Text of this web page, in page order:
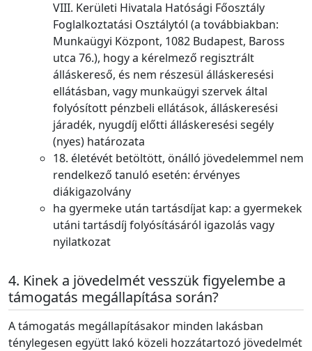
VIII. Kerületi Hivatala Hatósági Főosztály
Foglalkoztatási Osztálytól (a továbbiakban:
Munkaügyi Központ, 1082 Budapest, Baross
utca 76.), hogy a kérelmező regisztrált
álláskereső, és nem részesül álláskeresési
ellátásban, vagy munkaügyi szervek által
folyósított pénzbeli ellátások, álláskeresési
járadék, nyugdíj előtti álláskeresési segély
(nyes) határozata
18. életévét betöltött, önálló jövedelemmel nem
rendelkező tanuló esetén: érvényes
diákigazolvány
ha gyermeke után tartásdíjat kap: a gyermekek
utáni tartásdíj folyósításáról igazolás vagy
nyilatkozat
Kinek a jövedelmét vesszük figyelembe a
támogatás megállapítása során?
A támogatás megállapításakor minden lakásban
ténylegesen együtt lakó közeli hozzátartozó jövedelmét